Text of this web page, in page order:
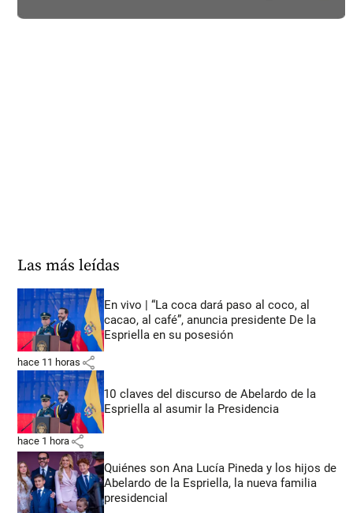
Las más leídas
En vivo | “La coca dará paso al coco, al
cacao, al café”, anuncia presidente De la
Espriella en su posesión
hace 11 horas share
10 claves del discurso de Abelardo de la
Espriella al asumir la Presidencia
hace 1 hora share
Quiénes son Ana Lucía Pineda y los hijos de
Abelardo de la Espriella, la nueva familia
presidencial